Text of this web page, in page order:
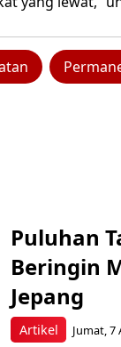
Artikel
Puluhan
Beringin
Jepang
Jumat, 7